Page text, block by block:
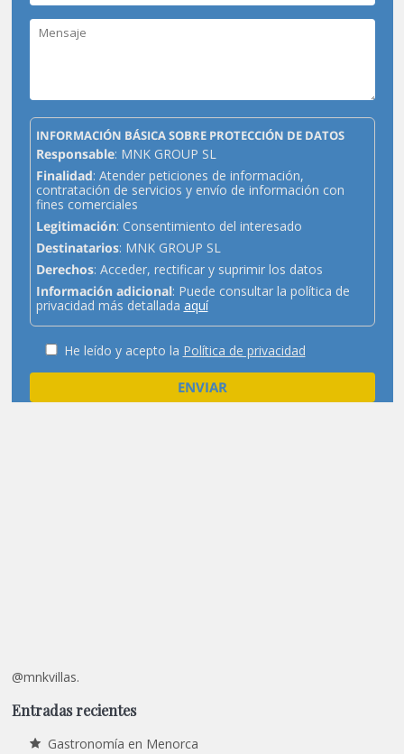
INFORMACIÓN BÁSICA SOBRE PROTECCIÓN DE DATOS
Responsable: MNK GROUP SL
Finalidad: Atender peticiones de información,
contratación de servicios y envío de información con
fines comerciales
Legitimación: Consentimiento del interesado
Destinatarios: MNK GROUP SL
Derechos: Acceder, rectificar y suprimir los datos
Información adicional: Puede consultar la política de
privacidad más detallada aquí
He leído y acepto la Política de privacidad
@mnkvillas.
Entradas recientes
Gastronomía en Menorca